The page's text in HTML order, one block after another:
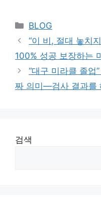
Categories
BLOG
“이 비, 절대 놓치
100% 성공 보장하는
“대구 미라클 졸업
짜 의미—검사 결과를
검색